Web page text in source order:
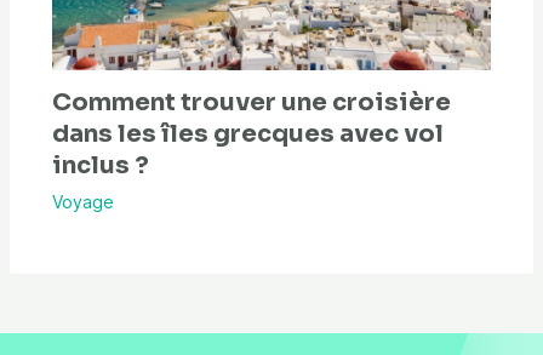
Comment trouver une croisière
dans les îles grecques avec vol
inclus ?
Voyage